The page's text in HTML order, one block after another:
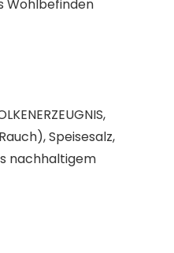
Wohlbefinden
Speisesalz,
nachhaltigem